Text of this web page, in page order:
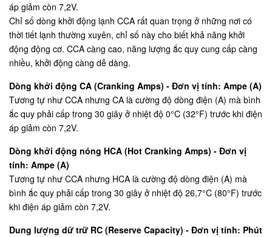
áp giảm còn 7,2V.
Chỉ số dòng khởi động lạnh CCA rất quan trọng ở những nơi có
thời tiết lạnh thường xuyên, chỉ số này cho biết khả năng khởi
động động cơ. CCA càng cao, năng lượng ắc quy cung cấp càng
nhiều, khởi động càng dễ dàng.
Dòng khởi động CA (Cranking Amps) - Đơn vị tính: Ampe (A)
Tương tự như CCA nhưng CA là cường độ dòng điện (A) mà bình
ắc quy phải cấp trong 30 giây ở nhiệt độ 0°C (32°F) trước khi điện
áp giảm còn 7,2V.
Dòng khởi động nóng HCA (Hot Cranking Amps) - Đơn vị
tính: Ampe (A)
Tương tự như CCA nhưng HCA là cường độ dòng điện (A) mà
bình ắc quy phải cấp trong 30 giây ở nhiệt độ 26,7°C (80°F) trước
khi điện áp giảm còn 7,2V.
Dung lượng dữ trữ RC (Reserve Capacity) - Đơn vị tính: Phút